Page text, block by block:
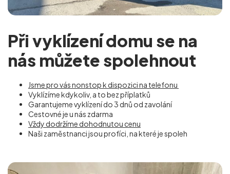
Při vyklízení domu se na
nás můžete spolehnout
Jsme pro vás nonstop k dispozici na telefonu
Vyklízíme kdykoliv, a to bez příplatků
Garantujeme vyklízení do 3 dnů od zavolání
Cestovné je u nás zdarma
Vždy dodržíme dohodnutou cenu
Naši zaměstnanci jsou profíci, na které je spoleh